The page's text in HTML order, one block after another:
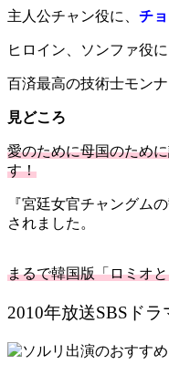
主人公チャン役に、 チ
ヒロイン、ソンファ役に
百済最高の技術士モンナ
見どころ
愛のために母国のために
す！
『宮廷女官チャングム
されました。
まるで韓国版「ロミオ
2010年放送SBSドラ